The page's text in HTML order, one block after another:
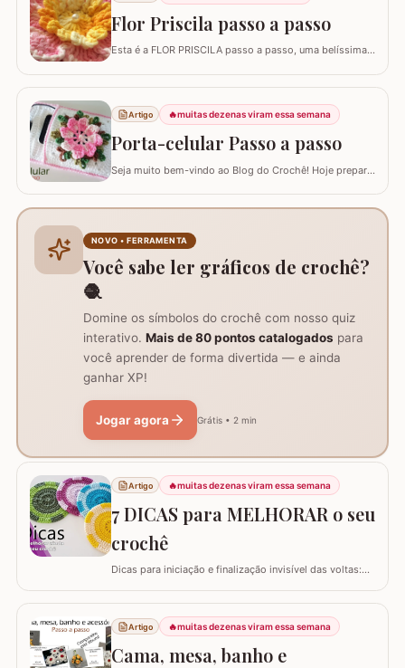
Flor Priscila passo a passo
Esta é a FLOR PRISCILA passo a passo, uma belíssima
vai valorizar seus trabalhos. Barbante barroco
R
Artigo 🔥muitas dezenas viram essa semana
Porta-celular Passo a passo
Seja muito bem-vindo ao Blog do Crochê! Hoje preparei
carregador dentro da bolsa, ele funciona como um
suporte inteligente na hora de carregar seu…
NOVO • FERRAMENTA
Você sabe ler gráficos de crochê?
🧶
Domine os símbolos do crochê com nosso quiz
interativo. Mais de 80 pontos catalogados para
você aprender de forma divertida — e ainda
ganhar XP!
Jogar agora Grátis • 2 min
Artigo 🔥muitas dezenas viram essa semana
7 DICAS para MELHORAR o seu
crochê
Dicas para iniciação e finalização invisível das voltas:
garante um acabamento quase imperceptível nas
iniciações e finalizações das voltas, resultando em um
trabalho mais elegante. Variações de pontos com o
falso ponto alto: Experimentar…
Artigo 🔥muitas dezenas viram essa semana
Cama, mesa, banho e